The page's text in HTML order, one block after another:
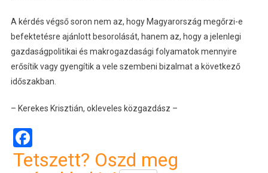
A kérdés végső soron nem az, hogy Magyarország megőrzi-e
befektetésre ajánlott besorolását, hanem az, hogy a jelenlegi
gazdaságpolitikai és makrogazdasági folyamatok mennyire
erősítik vagy gyengítik a vele szembeni bizalmat a következő
időszakban.
– Kerekes Krisztián, okleveles közgazdász –
Facebook
Tetszett? Oszd meg